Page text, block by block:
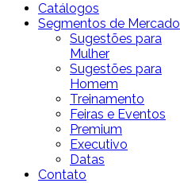
Catálogos
Segmentos de Mercado
Sugestões para
Mulher
Sugestões para
Homem
Treinamento
Feiras e Eventos
Premium
Executivo
Datas
Contato